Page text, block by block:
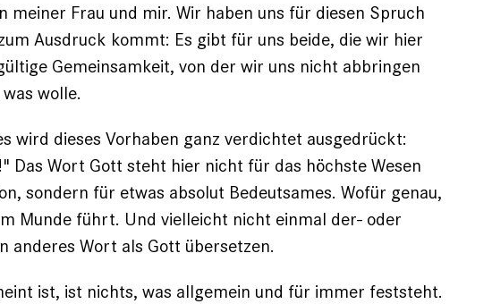
meiner Frau und mir. Wir haben uns für ­diesen Spruch
Ausdruck kommt: Es gibt für uns beide, die wir hier
Gemeinsamkeit, von der wir uns nicht abbringen
wolle.
wird dieses Vorhaben ganz verdichtet ausgedrückt:
Das Wort Gott steht hier nicht für das höchste Wesen
sondern für etwas absolut Bedeutsames. Wofür genau,
Munde führt. Und vielleicht nicht einmal der- oder
anderes Wort als Gott übersetzen.
ist, ist nichts, was allgemein und für ­immer feststeht.